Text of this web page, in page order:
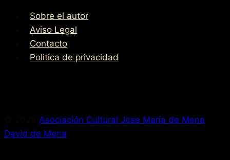
Catedral
de
llevaba
Retraso?
Sobre el autor
Aviso Legal
Contacto
Politica de privacidad
Asociación Cultural Jose María de Mena
David de Mena